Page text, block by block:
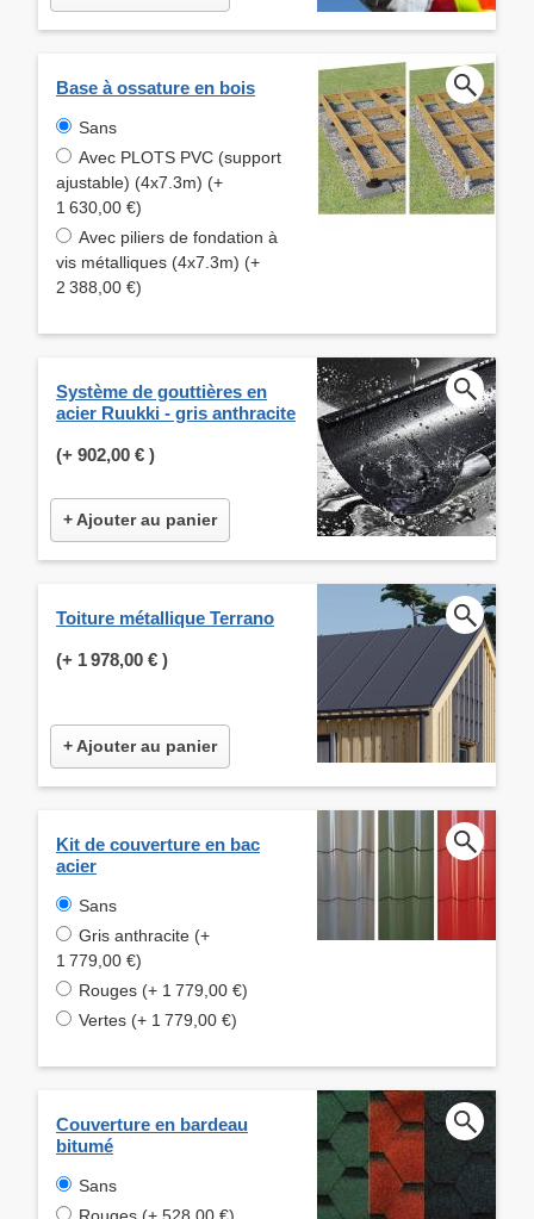
Base à ossature en bois
Sans
Avec PLOTS PVC (support
ajustable) (4x7.3m) (+
1 630,00 €)
Avec piliers de fondation à
vis métalliques (4x7.3m) (+
2 388,00 €)
Système de gouttières en
acier Ruukki - gris anthracite
(+ 902,00 € )
+ Ajouter au panier
Toiture métallique Terrano
(+ 1 978,00 € )
+ Ajouter au panier
Kit de couverture en bac
acier
Sans
Gris anthracite (+
1 779,00 €)
Rouges (+ 1 779,00 €)
Vertes (+ 1 779,00 €)
Couverture en bardeau
bitumé
Sans
Rouges (+ 528,00 €)